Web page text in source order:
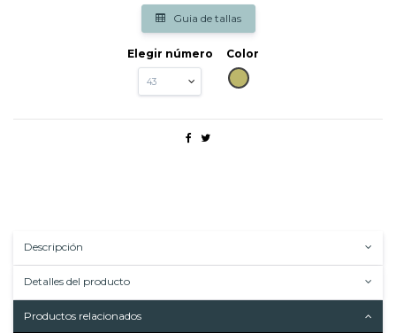
Guia de tallas
Elegir número
Color
KAKI
Descripción
Detalles del producto
Productos relacionados